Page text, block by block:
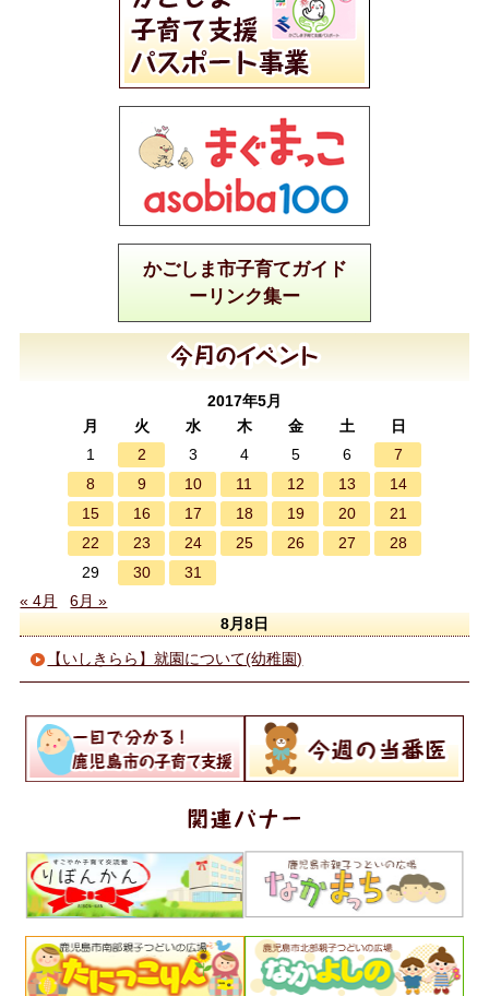
かごしま市子育てガイド
ーリンク集ー
2017年5月
月
火 水 木 金 土
日
1
2 3 4 5 6
7
8
9 10 11 12 13
14
15
16 17 18 19 20
21
22
23 24 25 26 27
28
29
30
31
« 4月
6月 »
8月8日
【いしきらら】就園について(幼稚園)